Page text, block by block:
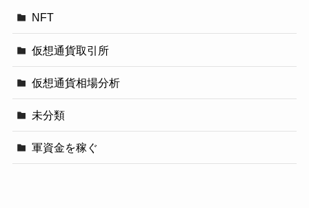
NFT
仮想通貨取引所
仮想通貨相場分析
未分類
軍資金を稼ぐ